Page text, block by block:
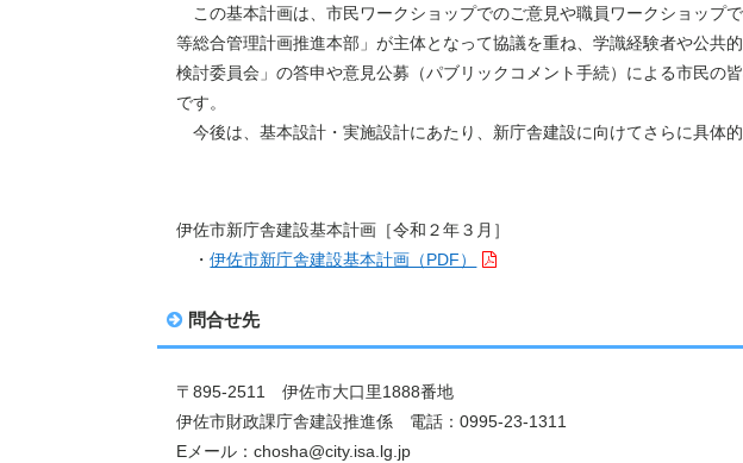
この基本計画は、市民ワークショップでのご意見や職員ワークショップ
等総合管理計画推進本部」が主体となって協議を重ね、学識経験者や公共
検討委員会」の答申や意見公募（パブリックコメント手続）による市民の
です。
今後は、基本設計・実施設計にあたり、新庁舎建設に向けてさらに具体的
伊佐市新庁舎建設基本計画［令和２年３月］
・伊佐市新庁舎建設基本計画（PDF）
問合せ先
〒895-2511 伊佐市大口里1888番地
伊佐市財政課庁舎建設推進係 電話：0995-23-1311
Eメール：chosha@city.isa.lg.jp